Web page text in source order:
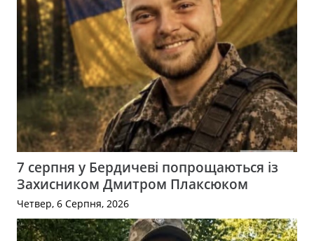
7 серпня у Бердичеві попрощаються із
Захисником Дмитром Плаксюком
Четвер, 6 Серпня, 2026